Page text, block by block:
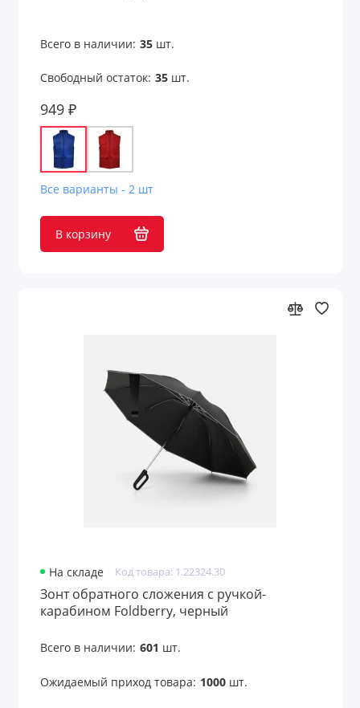
Всего в наличии: 35шт.
Свободный остаток: 35шт.
949 ₽
Все варианты - 2 шт
В корзину
На складе Код товара: 1.22324.30
Зонт обратного сложения с ручкой-
карабином Foldberry, черный
Всего в наличии: 601 шт.
Ожидаемый приход товара: 1000шт.